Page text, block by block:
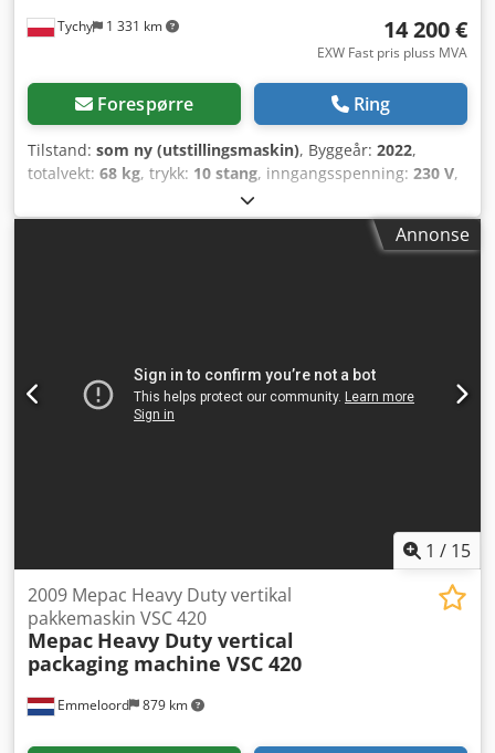
Tychy 1 331 km 14 200 €
EXW Fast pris pluss MVA
Forespørre Ring
Tilstand: som ny (utstillingsmaskin), Byggeår: 2022,
totalvekt: 68 kg, trykk: 10 stang, inngangsspenning: 230 V,
5 000 mm
tørrisblåser. Demomaskin brukt til presentasjoner av
distributøren i Polen, tilstand som ny. Brukt i ca. 20 timer
med abrasiv. Dsdpfoq Rvakjx Apaskr Mulighet for bruk av
LED-lys på pistolen. Enkel og pålitelig drift og design,
støttet av over 30 års erfaring i produksjon av tørris
Annonse
1 / 15
Emmeloord 879 km
2009 Mepac Heavy Duty vertikal
pakkemaskin VSC 420
Mepac Heavy Duty vertical
packaging machine VSC 420